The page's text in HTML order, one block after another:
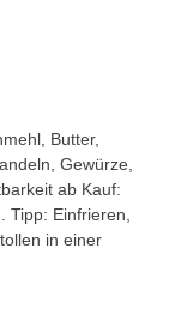
Butter,
Gewürze,
ab Kauf:
Tipp: Einfrieren,
in einer